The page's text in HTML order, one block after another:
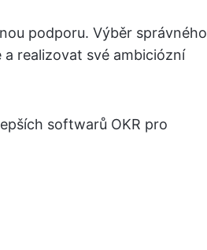
podporu. Výběr správného
realizovat své ambiciózní
softwarů OKR pro